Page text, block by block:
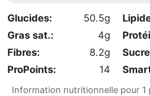
Glucides: 50.5g
Gras sat.:
4g
Fibres:
8.2g
ProPoints:
14
Information nutritionnelle pour 1